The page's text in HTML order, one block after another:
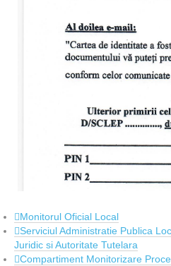
Monitorul Oficial Local
Serviciul Administratie Publica
Juridic si Autoritate Tutelara
Compartiment Monitorizare